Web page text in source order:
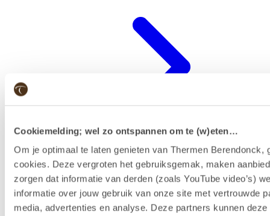
Cookiemelding; wel zo ontspannen om te (w)eten…
Om je optimaal te laten genieten van Thermen Berendonck,
cookies. Deze vergroten het gebruiksgemak, maken
zorgen dat informatie van derden (zoals YouTube video’s)
informatie over jouw gebruik van onze site met vertrouwde
media, advertenties en analyse. Deze partners kunnen deze
Badenkaart kopen & reserveren